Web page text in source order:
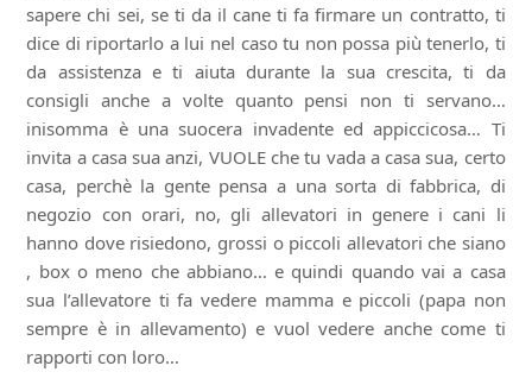
sapere chi sei, se ti da il cane ti fa firmare un contratto, ti
dice di riportarlo a lui nel caso tu non possa più tenerlo, ti
da assistenza e ti aiuta durante la sua crescita, ti da
consigli anche a volte quanto pensi non ti servano…
inisomma è una suocera invadente ed appiccicosa… Ti
invita a casa sua anzi, VUOLE che tu vada a casa sua, certo
casa, perchè la gente pensa a una sorta di fabbrica, di
negozio con orari, no, gli allevatori in genere i cani li
hanno dove risiedono, grossi o piccoli allevatori che siano
, box o meno che abbiano… e quindi quando vai a casa
sua l’allevatore ti fa vedere mamma e piccoli (papa non
sempre è in allevamento) e vuol vedere anche come ti
rapporti con loro…